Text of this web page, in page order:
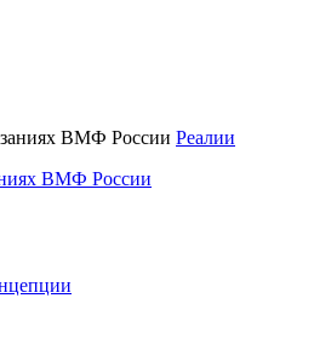
Реалии
ВМФ России